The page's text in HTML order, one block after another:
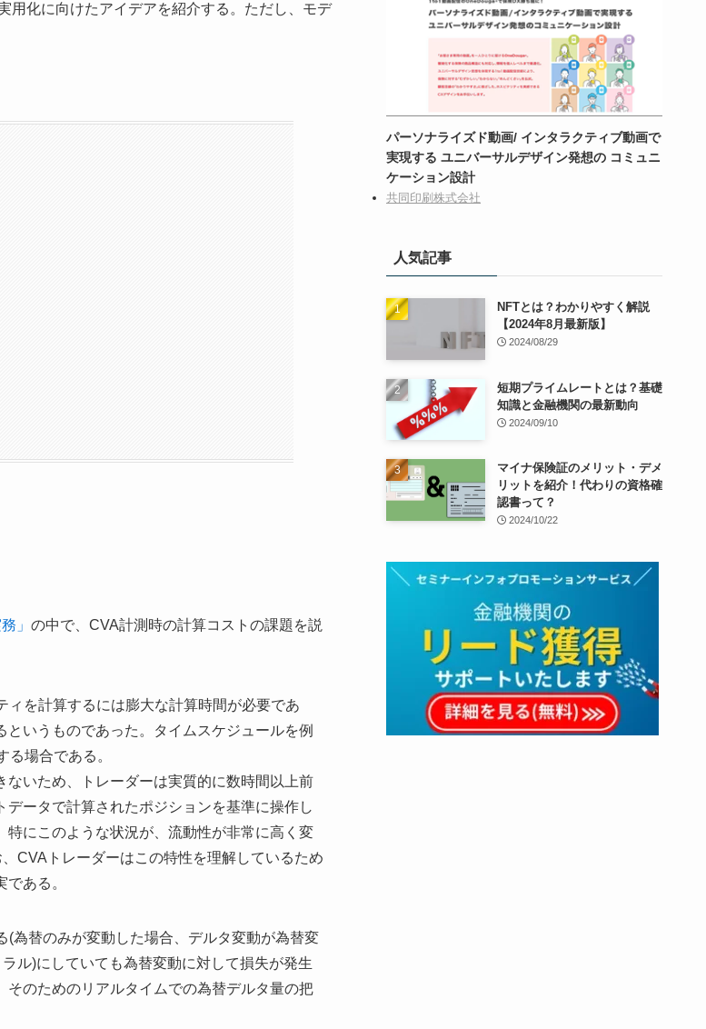
用化に向けたアイデアを紹介する。ただし、モデ
」 の中で、CVA計測時の計算コストの課題を説
を計算するには膨大な計算時間が必要であ
いうものであった。タイムスケジュールを例
場合である。
いため、トレーダーは実質的に数時間以上前
ータで計算されたポジションを基準に操作し
にこのような状況が、流動性が非常に高く変
CVAトレーダーはこの特性を理解しているため
ある。
(為替のみが変動した場合、デルタ変動が為替変
ル)にしていても為替変動に対して損失が発生
のためのリアルタイムでの為替デルタ量の把
パーソナライズド動画/ インタラクティブ動画で
実現する ユニバーサルデザイン発想の コミュニ
ケーション設計
共同印刷株式会社
人気記事
NFTとは？わかりやすく解説
【2024年8月最新版】
2024/08/29
短期プライムレートとは？基礎
知識と金融機関の最新動向
2024/09/10
マイナ保険証のメリット・デメ
リットを紹介！代わりの資格確
認書って？
2024/10/22